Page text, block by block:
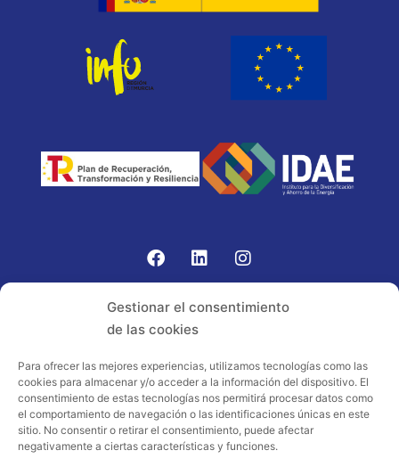
Gestionar el consentimiento
de las cookies
Para ofrecer las mejores experiencias, utilizamos tecnologías como las
cookies para almacenar y/o acceder a la información del dispositivo. El
consentimiento de estas tecnologías nos permitirá procesar datos como
el comportamiento de navegación o las identificaciones únicas en este
sitio. No consentir o retirar el consentimiento, puede afectar
negativamente a ciertas características y funciones.
Proyecto acogido al programa de
incentivos ligados al autoconsumo y
almacenamiento, con fuentes de energía
renovables, así como a la implantación